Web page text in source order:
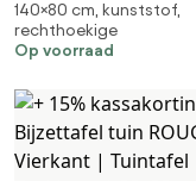
eettafel Forza | Rechthoekig |
Tuintafel Kunststof |
| 4 personen | Kees Smit
140×80 cm, kunststof,
rechthoekige
Op voorraad